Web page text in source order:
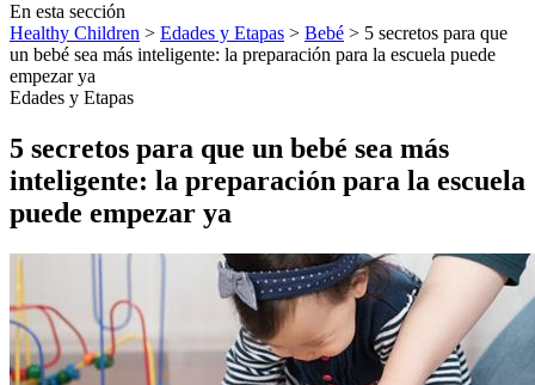
En esta sección
Healthy Children > Edades y Etapas > Bebé > 5 secretos para que
un bebé sea más inteligente: la preparación para la escuela puede
empezar ya
Edades y Etapas
5 secretos para que un bebé sea más
inteligente: la preparación para la escuela
puede empezar ya